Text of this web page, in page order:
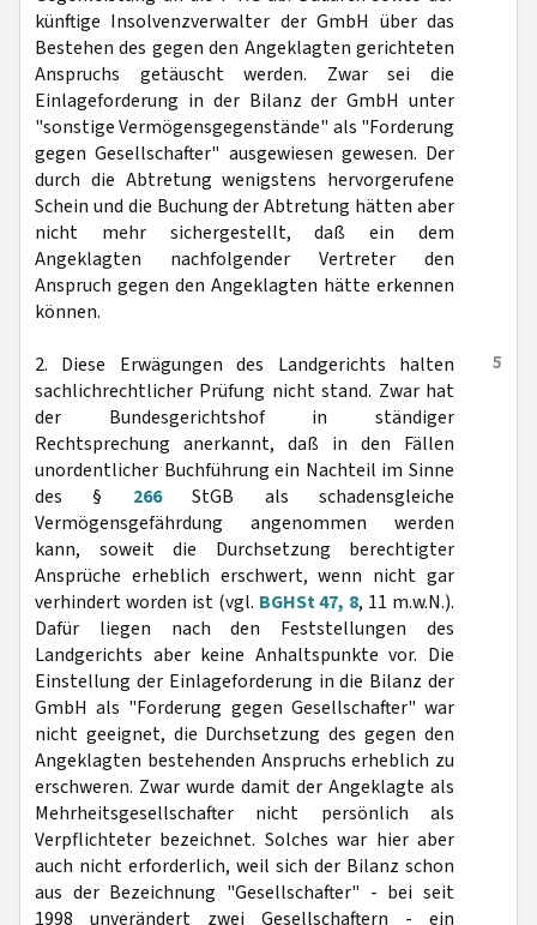
künftige Insolvenzverwalter der GmbH über das
Bestehen des gegen den Angeklagten gerichteten
Anspruchs getäuscht werden. Zwar sei die
Einlageforderung in der Bilanz der GmbH unter
"sonstige Vermögensgegenstände" als "Forderung
gegen Gesellschafter" ausgewiesen gewesen. Der
durch die Abtretung wenigstens hervorgerufene
Schein und die Buchung der Abtretung hätten aber
nicht mehr sichergestellt, daß ein dem
Angeklagten nachfolgender Vertreter den
Anspruch gegen den Angeklagten hätte erkennen
können.
5
2. Diese Erwägungen des Landgerichts halten
sachlichrechtlicher Prüfung nicht stand. Zwar hat
der Bundesgerichtshof in ständiger
Rechtsprechung anerkannt, daß in den Fällen
unordentlicher Buchführung ein Nachteil im Sinne
des § 266StGB als schadensgleiche
Vermögensgefährdung angenommen werden
kann, soweit die Durchsetzung berechtigter
Ansprüche erheblich erschwert, wenn nicht gar
verhindert worden ist (vgl. BGHSt 47, 8, 11 m.w.N.).
Dafür liegen nach den Feststellungen des
Landgerichts aber keine Anhaltspunkte vor. Die
Einstellung der Einlageforderung in die Bilanz der
GmbH als "Forderung gegen Gesellschafter" war
nicht geeignet, die Durchsetzung des gegen den
Angeklagten bestehenden Anspruchs erheblich zu
erschweren. Zwar wurde damit der Angeklagte als
Mehrheitsgesellschafter nicht persönlich als
Verpflichteter bezeichnet. Solches war hier aber
auch nicht erforderlich, weil sich der Bilanz schon
aus der Bezeichnung "Gesellschafter" - bei seit
1998 unverändert zwei Gesellschaftern - ein